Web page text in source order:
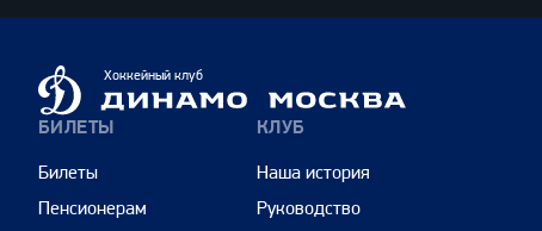
Динамо
Москва
Хоккейный клуб
БИЛЕТЫ
Билеты
Пенсионерам
КЛУБ
Наша история
Руководство